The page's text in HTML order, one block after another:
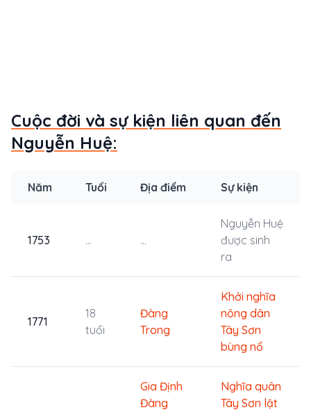
Cuộc đời và sự kiện liên quan đến
Nguyễn Huệ:
Năm Tuổi Địa điểm Sự kiện
1753 ... ...
Nguyễn Huệ
được sinh
ra
1771
18
tuổi
Đàng
Trong
Khởi nghĩa
nông dân
Tây Sơn
bùng nổ
Gia Định
Đàng
Nghĩa quân
Tây Sơn lật